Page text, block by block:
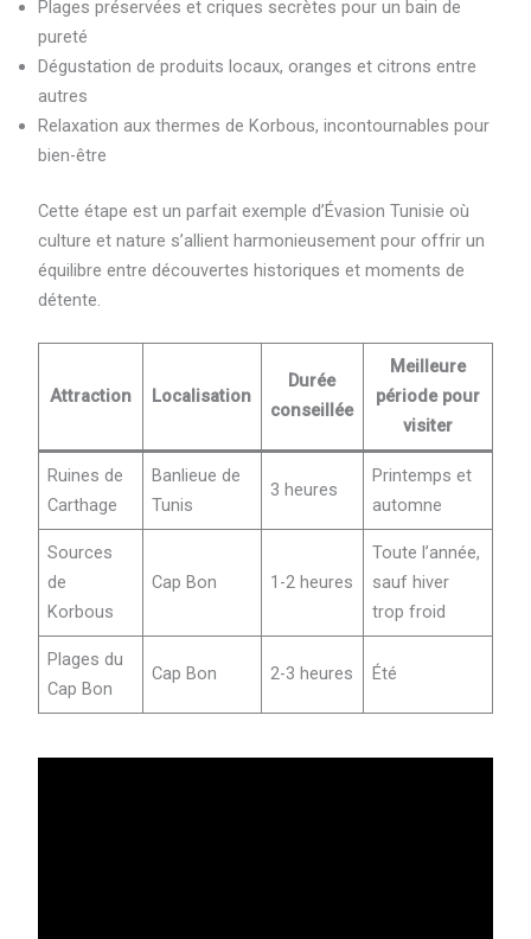
Plages préservées et criques secrètes pour un bain de
pureté
Dégustation de produits locaux, oranges et citrons entre
autres
Relaxation aux thermes de Korbous, incontournables pour
bien-être
Cette étape est un parfait exemple d’Évasion Tunisie où
culture et nature s’allient harmonieusement pour offrir un
équilibre entre découvertes historiques et moments de
détente.
Attraction Localisation
Durée
conseillée
Meilleure
période pour
visiter
Ruines de
Carthage
Banlieue de
Tunis
3 heures
Printemps et
automne
Sources
de
Korbous
Cap Bon 1-2 heures
Toute l’année,
sauf hiver
trop froid
Plages du
Cap Bon
Cap Bon 2-3 heures Été